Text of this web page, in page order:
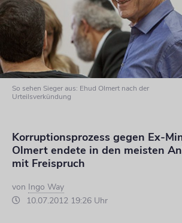
So sehen Sieger aus: Ehud Olmert nach der
Urteilsverkündung
Korruptionsprozess gegen Ex-
Olmert endete in den meisten
mit Freispruch
von Ingo Way
10.07.2012 19:26 Uhr